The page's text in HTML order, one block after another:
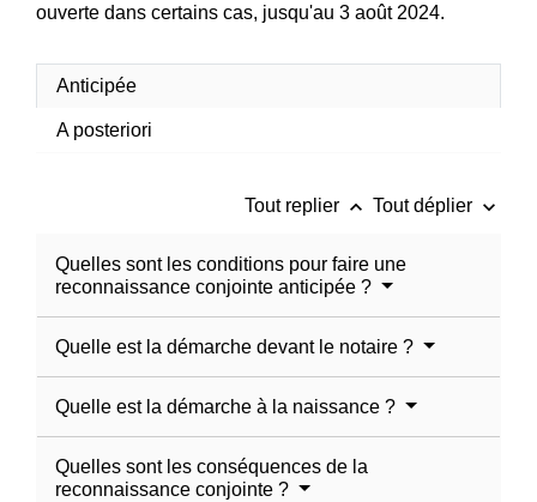
ouverte dans certains cas, jusqu'au 3 août 2024.
Anticipée
A posteriori
Tout replier keyboard_arrow_up Tout déplier keyboard_arrow_down
Quelles sont les conditions pour faire une
reconnaissance conjointe anticipée ?
Quelle est la démarche devant le notaire ?
Quelle est la démarche à la naissance ?
Quelles sont les conséquences de la
reconnaissance conjointe ?